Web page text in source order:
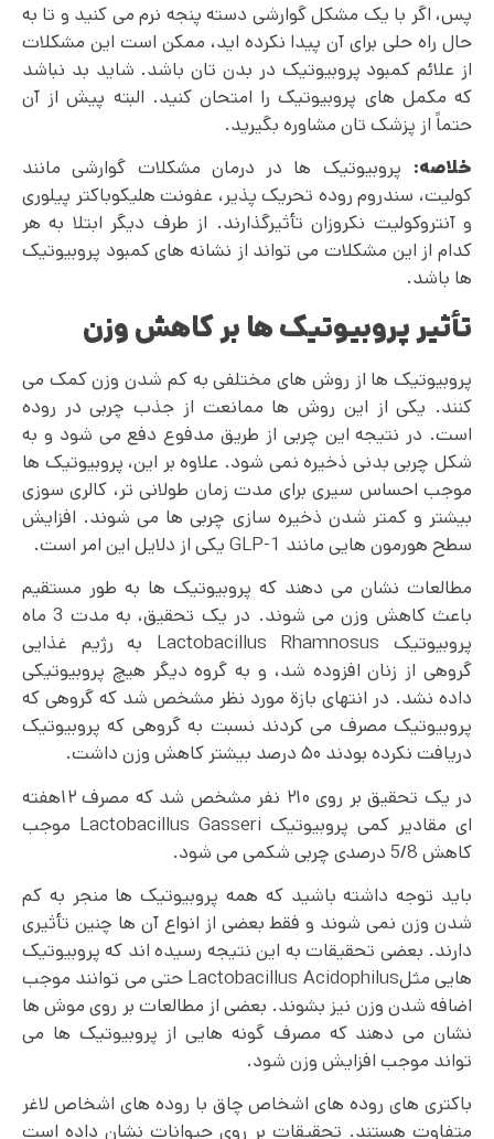
پس، اگر با یک مشکل گوارشی دسته پنجه نرم می کنید و تا به
حال راه حلی برای آن پیدا نکرده اید، ممکن است این مشکلات
از علائم کمبود پروبیوتیک در بدن تان باشد. شاید بد نباشد
که مکمل های پروبیوتیک را امتحان کنید. البته پیش از آن
حتماً از پزشک تان مشاوره بگیرید.
خلاصه: پروبیوتیک ها در درمان مشکلات گوارشی مانند
کولیت، سندروم روده تحریک پذیر، عفونت هلیکوباکتر پیلوری
و آنتروکولیت نکروزان تأثیرگذارند. از طرف دیگر ابتلا به هر
کدام از این مشکلات می تواند از نشانه های کمبود پروبیوتیک
ها باشد.
تأثیر پروبیوتیک ها بر کاهش وزن
پروبیوتیک ها از روش های مختلفی به کم شدن وزن کمک می
کنند. یکی از این روش ها ممانعت از جذب چربی در روده
است. در نتیجه این چربی از طریق مدفوع دفع می شود و به
شکل چربی بدنی ذخیره نمی شود. علاوه بر این، پروبیوتیک ها
موجب احساس سیری برای مدت زمان طولانی تر، کالری سوزی
بیشتر و کمتر شدن ذخیره سازی چربی ها می شوند. افزایش
سطح هورمون هایی مانند GLP-1 یکی از دلایل این امر است.
مطالعات نشان می دهند که پروبیوتیک ها به طور مستقیم
باعث کاهش وزن می شوند. در یک تحقیق، به مدت 3 ماه
پروبیوتیک Lactobacillus Rhamnosus به رژیم غذایی
گروهی از زنان افزوده شد، و به گروه دیگر هیچ پروبیوتیکی
داده نشد. در انتهای بازة مورد نظر مشخص شد که گروهی که
پروبیوتیک مصرف می کردند نسبت به گروهی که پروبیوتیک
دریافت نکرده بودند ۵۰ درصد بیشتر کاهش وزن داشت.
در یک تحقیق بر روی ۲۱۰ نفر مشخص شد که مصرف ۱۲هفته
ای مقادیر کمی پروبیوتیک Lactobacillus Gasseri موجب
کاهش 5/8 درصدی چربی شکمی می شود.
باید توجه داشته باشید که همه پروبیوتیک ها منجر به کم
شدن وزن نمی شوند و فقط بعضی از انواع آن ها چنین تأثیری
دارند. بعضی تحقیقات به این نتیجه رسیده اند که پروبیوتیک
هایی مثلLactobacillus Acidophilus حتی می توانند موجب
اضافه شدن وزن نیز بشوند. بعضی از مطالعات بر روی موش ها
نشان می دهند که مصرف گونه هایی از پروبیوتیک ها می
تواند موجب افزایش وزن شود.
باکتری های روده های اشخاص چاق با روده های اشخاص لاغر
متفاوت هستند. تحقیقات بر روی حیوانات نشان داده است